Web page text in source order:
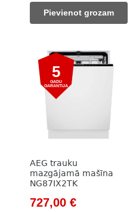
was:
609,00 €.
Pievienot grozam
5
GADU
GARANTIJA
AEG trauku
mazgājamā mašīna
NG87IX2TK
Original
727,00 €Current